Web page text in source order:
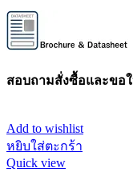
สอบถามสั่งซื้อและขอ
Add to wishlist
หยิบใส่ตะกร้า
Quick view